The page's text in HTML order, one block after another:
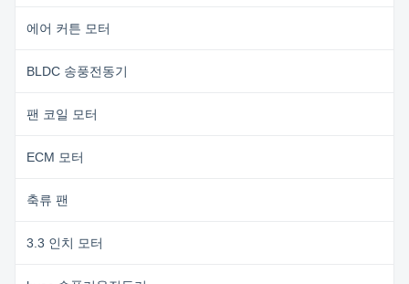
에어 커튼 모터
BLDC 송풍전동기
팬 코일 모터
ECM 모터
축류 팬
3.3 인치 모터